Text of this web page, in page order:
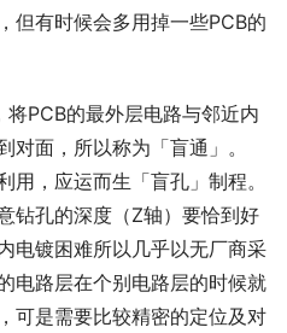
但有时候会多用掉一些PCB的
PCB的最外层电路与邻近内
对面，所以称为「盲通」。
用，应运而生「盲孔」制程。
钻孔的深度（Z轴）要恰到好
电镀困难所以几乎以无厂商采
电路层在个别电路层的时候就
可是需要比较精密的定位及对